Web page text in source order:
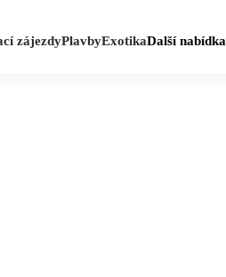
zájezdyPlavbyExotikaDalší nabídka